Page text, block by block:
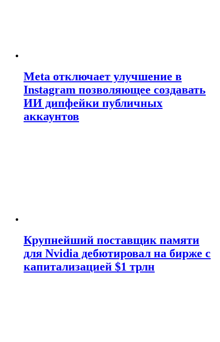
Meta отключает улучшение в
Instagram позволяющее создавать
ИИ дипфейки публичных
аккаунтов
Крупнейший поставщик памяти
для Nvidia дебютировал на бирже с
капитализацией $1 трлн